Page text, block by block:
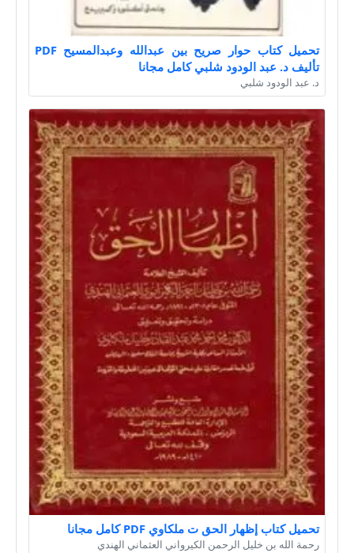
تحميل كتاب حوار صريح بين عبدالله وعبدالمسيح PDF
تأليف د. عبد الودود شلبي كامل مجانا
د. عبد الودود شلبي
تحميل كتاب إظهار الحق ت ملكاوي PDF كامل مجانا
رحمة الله بن خليل الرحمن الكيرواني العثماني الهندي